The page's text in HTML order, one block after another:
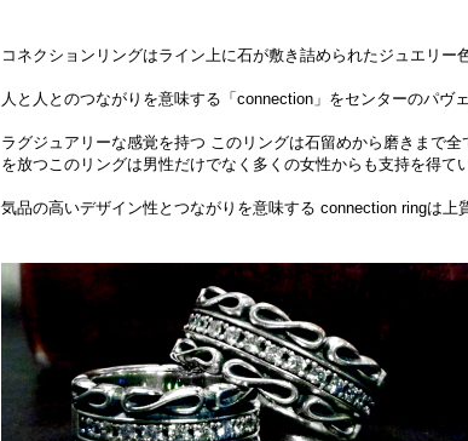
コネクションリングはライン上に石が敷き詰められたジュエリー
人と人とのつながりを意味する「connection」をセンターのパヴ
ラグジュアリーな感覚を持つ このリングは石留めから磨きまで
を放つこのリングは男性だけでなく多くの女性からも支持を得て
気品の高いデザイン性とつながりを意味する connection ringは